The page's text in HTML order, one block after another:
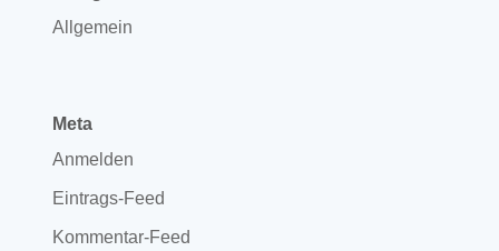
Allgemein
Meta
Anmelden
Eintrags-Feed
Kommentar-Feed